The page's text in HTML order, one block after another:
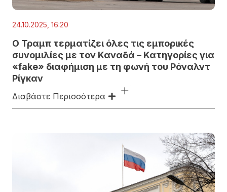
24.10.2025, 16:20
Ο Τραμπ τερματίζει όλες τις εμπορικές
συνομιλίες με τον Καναδά – Κατηγορίες για
«fake» διαφήμιση με τη φωνή του Ρόναλντ
Ρίγκαν
Διαβάστε Περισσότερα